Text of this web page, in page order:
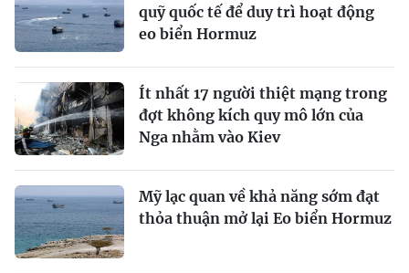
quỹ quốc tế để duy trì hoạt động
eo biển Hormuz
Ít nhất 17 người thiệt mạng trong
đợt không kích quy mô lớn của
Nga nhằm vào Kiev
Mỹ lạc quan về khả năng sớm đạt
thỏa thuận mở lại Eo biển Hormuz